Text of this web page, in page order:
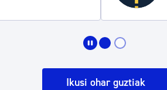
Ikusi ohar guztiak